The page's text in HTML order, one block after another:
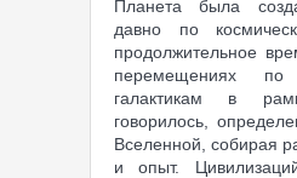
Планета была
давно по
продолжительное
перемещениях по
галактикам в
говорилось,
Вселенной, собирая
и опыт.